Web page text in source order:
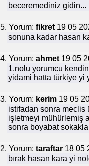
beceremediniz gidin...
5. Yorum: fikret 19 05
sonuna kadar hasan
4. Yorum: ahmet 19 05
1.nolu yorumcu
yidami hatta türkiye yi
3. Yorum: kerim 19 05
istifadan sonra meclis
işletmeyi mühürlemiş
sonra boyabat
2. Yorum: taraftar 18 05
bırak hasan kara yi